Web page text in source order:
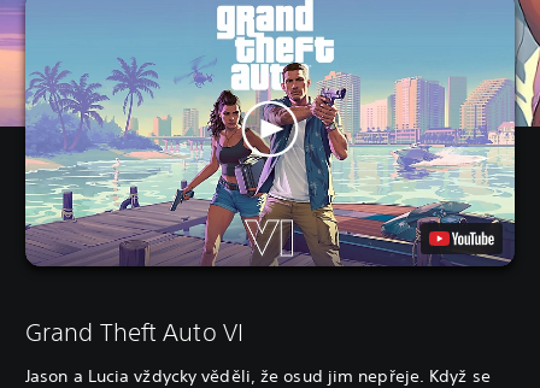
Grand Theft Auto VI
Jason a Lucia vždycky věděli, že osud jim nepřeje. Když se